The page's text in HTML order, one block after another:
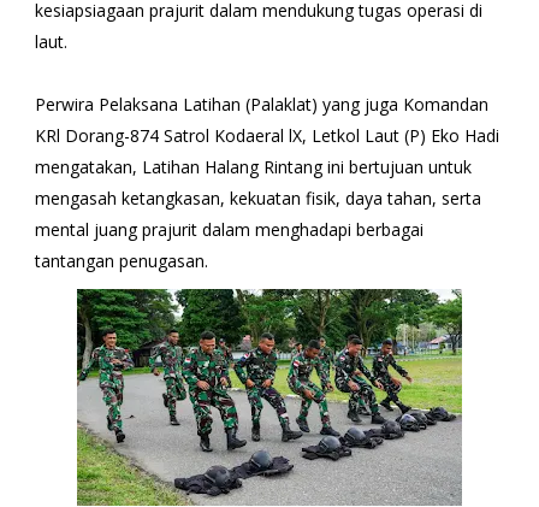
kesiapsiagaan prajurit dalam mendukung tugas operasi di
laut.
Perwira Pelaksana Latihan (Palaklat) yang juga Komandan
KRl Dorang-874 Satrol Kodaeral lX, Letkol Laut (P) Eko Hadi
mengatakan, Latihan Halang Rintang ini bertujuan untuk
mengasah ketangkasan, kekuatan fisik, daya tahan, serta
mental juang prajurit dalam menghadapi berbagai
tantangan penugasan.